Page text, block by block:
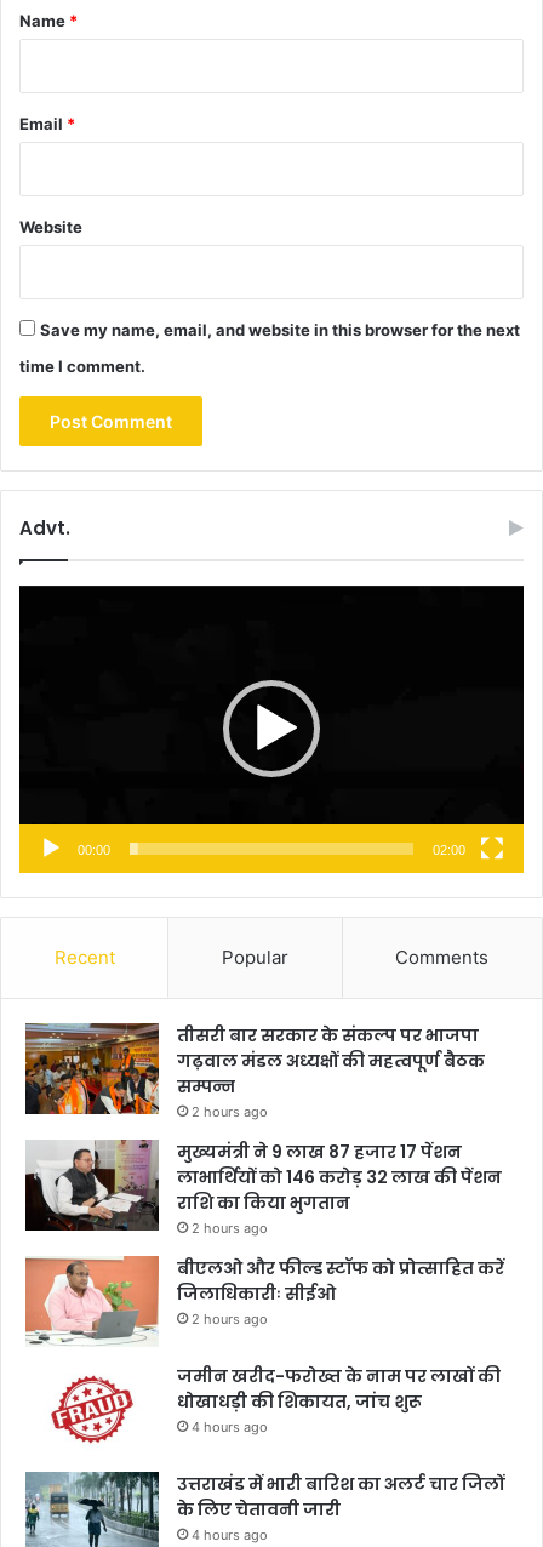
*
Name *
Email *
Website
Save my name, email, and website in this browser for the next
time I comment.
Advt.
00:00 02:00
Recent Popular Comments
तीसरी बार सरकार के संकल्प पर भाजपा
गढ़वाल मंडल अध्यक्षों की महत्वपूर्ण बैठक
सम्पन्न
2 hours ago
मुख्यमंत्री ने 9 लाख 87 हजार 17 पेंशन
लाभार्थियों को 146 करोड़ 32 लाख की पेंशन
राशि का किया भुगतान
2 hours ago
बीएलओ और फील्ड स्टॉफ को प्रोत्साहित करें
जिलाधिकारीः सीईओ
2 hours ago
जमीन खरीद-फरोख्त के नाम पर लाखों की
धोखाधड़ी की शिकायत, जांच शुरू
4 hours ago
उत्तराखंड में भारी बारिश का अलर्ट चार जिलों
के लिए चेतावनी जारी
4 hours ago